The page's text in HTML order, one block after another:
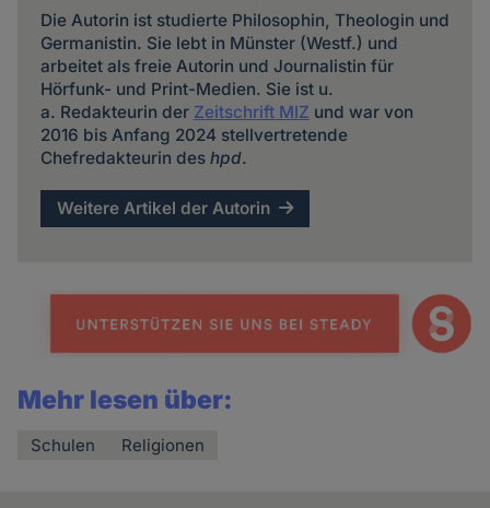
Die Autorin ist studierte Philosophin, Theologin und
Germanistin. Sie lebt in Münster (Westf.) und
arbeitet als freie Autorin und Journalistin für
Hörfunk- und Print-Medien. Sie ist u.
a. Redakteurin der Zeitschrift MIZ und war von
2016 bis Anfang 2024 stellvertretende
Chefredakteurin des hpd.
Weitere Artikel der Autorin
Mehr lesen über:
Schulen Religionen